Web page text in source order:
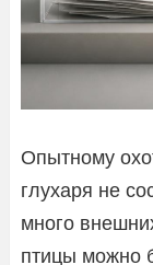
Опытному
глухаря не
много
птицы можно